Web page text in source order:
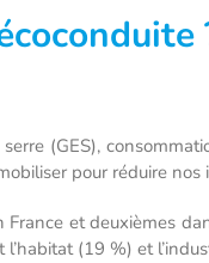
(GES),
pour réduire
et deuxièmes
(19 %) et